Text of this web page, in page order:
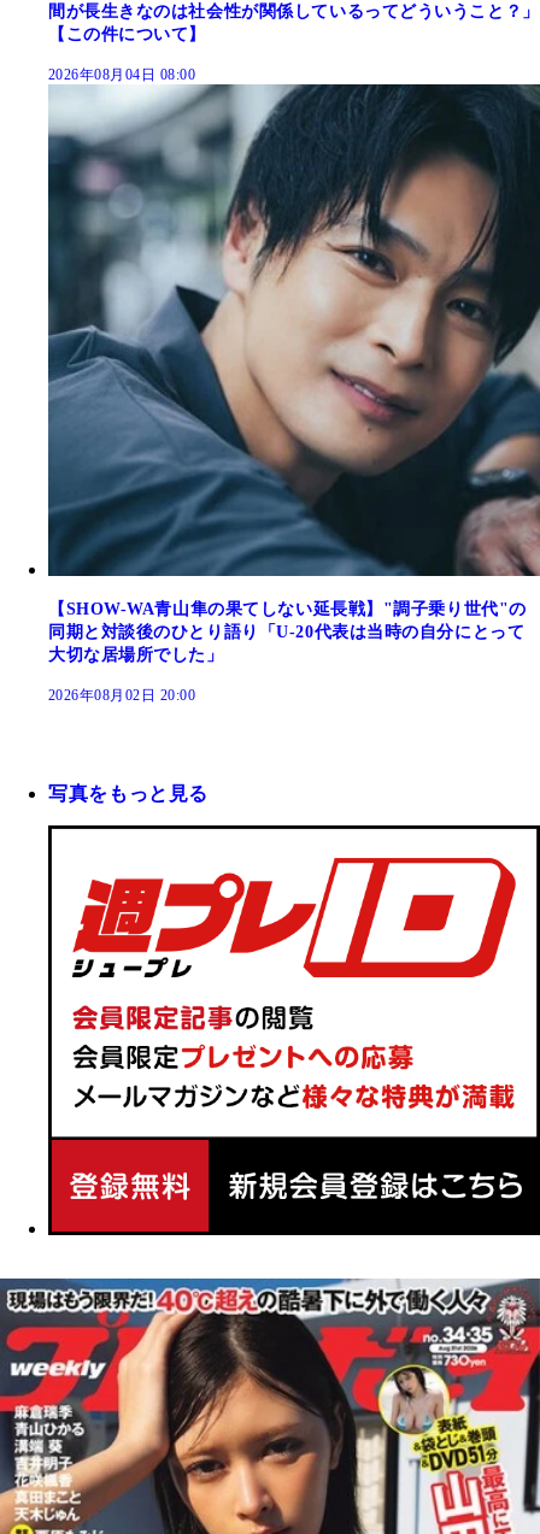
間が長生きなのは社会性が関係しているってどういうこと？」
【この件について】
2026年08月04日 08:00
【SHOW-WA青山隼の果てしない延長戦】"調子乗り世代"の
同期と対談後のひとり語り「U-20代表は当時の自分にとって
大切な居場所でした」
2026年08月02日 20:00
写真をもっと見る